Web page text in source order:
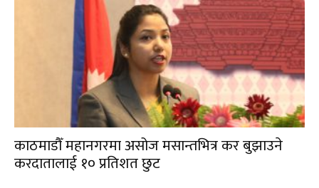
काठमाडौँ महानगरमा असोज मसान्तभित्र कर बुझाउने
करदातालाई १० प्रतिशत छुट